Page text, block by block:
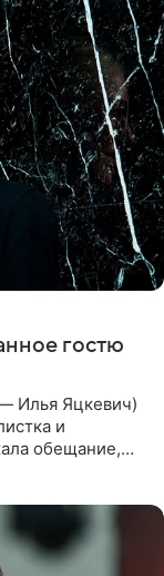
гостю
Илья Яцкевич)
и
обещание,